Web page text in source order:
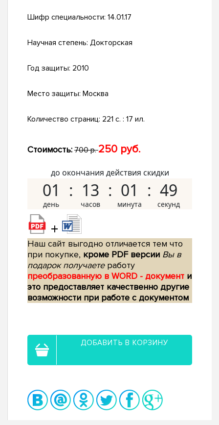
Шифр специальности: 14.01.17
Научная степень: Докторская
Год защиты: 2010
Место защиты: Москва
Количество страниц: 221 с. : 17 ил.
Стоимость: 700 р.250 руб.
до окончания действия скидки
01 13 01 48
+
Наш сайт выгодно отличается тем что
при покупке, кроме PDF версии Вы в
подарок получаетеработу
преобразованную в WORD - документ и
это предоставляет качественно другие
возможности при работе с документом
ДОБАВИТЬ В КОРЗИНУ